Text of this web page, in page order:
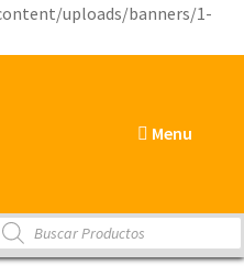
uploads/banners/1-
Menu